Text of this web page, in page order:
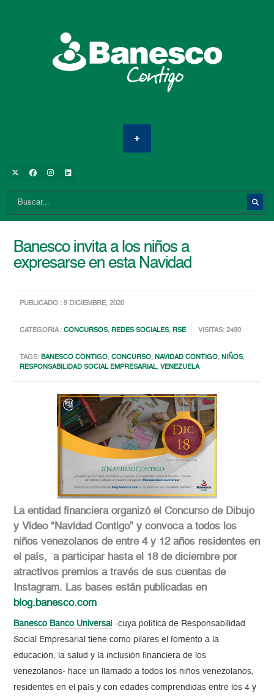
Banesco invita a los niños a
expresarse en esta Navidad
PUBLICADO : 9 DICIEMBRE, 2020
CATEGORIA :CONCURSOS, REDES SOCIALES, RSE VISITAS: 2490
TAGS:BANESCO CONTIGO,CONCURSO,NAVIDAD CONTIGO,NIÑOS,
RESPONSABILIDAD SOCIAL EMPRESARIAL,VENEZUELA
La entidad financiera organizó el Concurso de Dibujo
y Video “Navidad Contigo” y convoca a todos los
niños venezolanos de entre 4 y 12 años residentes en
el país, a participar hasta el 18 de diciembre por
atractivos premios a través de sus cuentas de
Instagram. Las bases están publicadas en
blog.banesco.com
Banesco Banco Universa -cuya política de Responsabilidad
Social Empresarial tiene como pilares el fomento a la
educación, la salud y la inclusión financiera de los
venezolanos- hace un llamado a todos los niños venezolanos,
residentes en el país y con edades comprendidas entre los 4 y